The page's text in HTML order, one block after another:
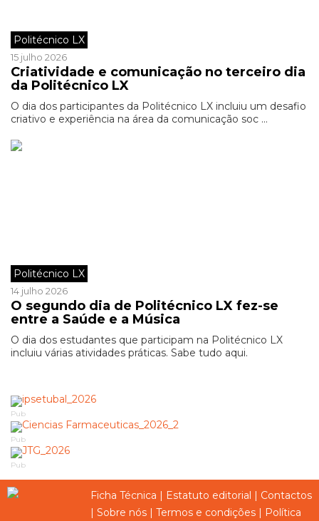
Politécnico LX
15 julho 2026
Criatividade e comunicação no terceiro dia
da Politécnico LX
O dia dos participantes da Politécnico LX incluiu um desafio
criativo e experiência na área da comunicação soc ...
Politécnico LX
14 julho 2026
O segundo dia de Politécnico LX fez-se
entre a Saúde e a Música
O dia dos estudantes que participam na Politécnico LX
incluiu várias atividades práticas. Sabe tudo aqui.
Pub
Pub
Pub
Ficha Técnica | Estatuto editorial | Contactos
| Sobre nós | Termos e condições | Política